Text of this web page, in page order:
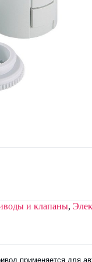
и клапаны,
применяется для